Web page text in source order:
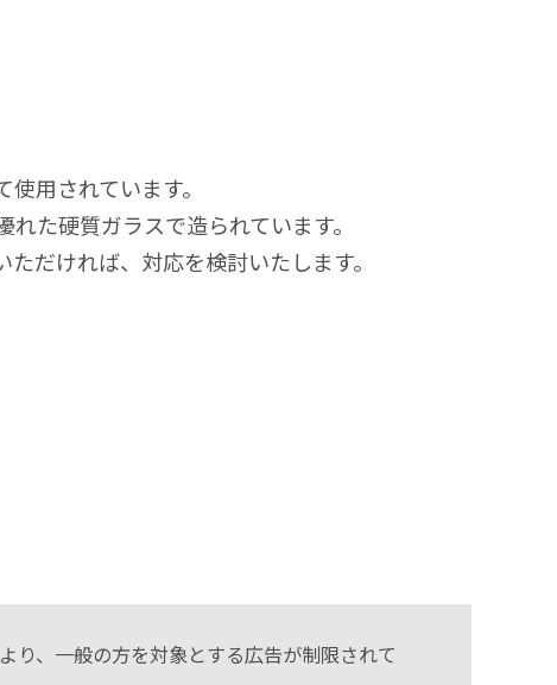
用されています。
た硬質ガラスで造られています。
だければ、対応を検討いたします。
り、一般の方を対象とする広告が制限されて